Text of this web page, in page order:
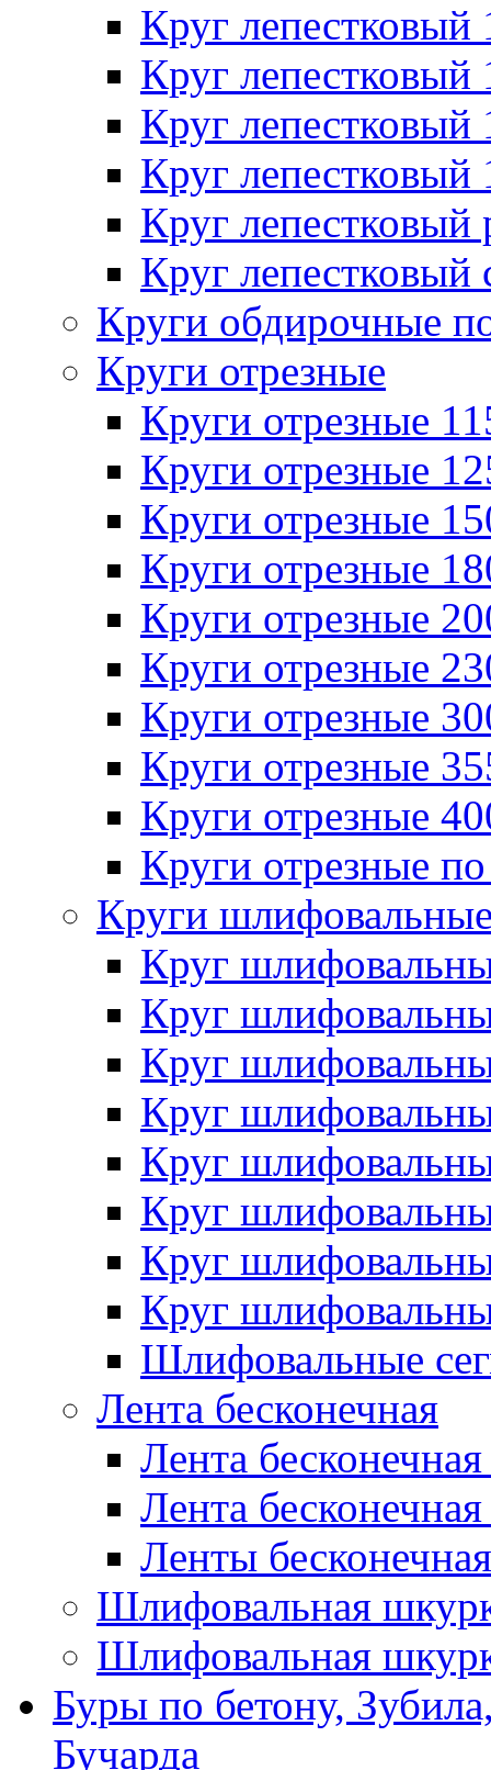
Круг
Круг
Круг
Круг
Круг лепестковый
Круг лепестковый
Круги обдирочные
Круги отрезные
Круги отрезные
Круги отрезные
Круги отрезные
Круги отрезные
Круги отрезные
Круги отрезные
Круги отрезные
Круги отрезные
Круги отрезные
Круги отрезные
Круги
Круг
Круг
Круг
Круг
Круг
Круг
Круг
Круг
Шлифовальные
Лента бесконечная
Лента
Лента
Ленты
Шлифовальная
Шлифовальная
Буры по бетону,
Бучарда